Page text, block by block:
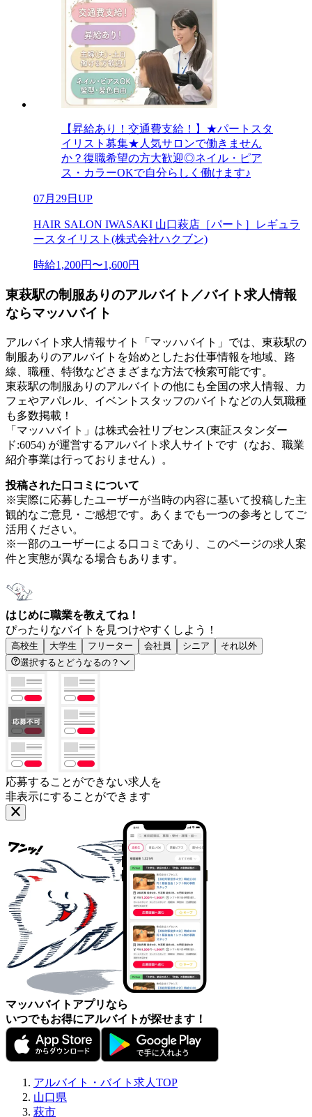
【昇給あり！交通費支給！】★パートスタ
イリスト募集★人気サロンで働きません
か？復職希望の方大歓迎◎ネイル・ピア
ス・カラーOKで自分らしく働けます♪
07月29日UP
HAIR SALON IWASAKI 山口萩店［パート］レギュラ
ースタイリスト(株式会社ハクブン)
時給1,200円〜1,600円
東萩駅の制服ありのアルバイト／バイト求人情報
ならマッハバイト
アルバイト求人情報サイト「マッハバイト」では、東萩駅の
制服ありのアルバイトを始めとしたお仕事情報を地域、路
線、職種、特徴などさまざまな方法で検索可能です。
東萩駅の制服ありのアルバイトの他にも全国の求人情報、カ
フェやアパレル、イベントスタッフのバイトなどの人気職種
も多数掲載！
「マッハバイト」は株式会社リブセンス(東証スタンダー
ド:6054) が運営するアルバイト求人サイトです（なお、職業
紹介事業は行っておりません）。
投稿された口コミについて
※実際に応募したユーザーが当時の内容に基いて投稿した主
観的なご意見・ご感想です。あくまでも一つの参考としてご
活用ください。
※一部のユーザーによる口コミであり、このページの求人案
件と実態が異なる場合もあります。
はじめに職業を教えてね！
ぴったりなバイトを見つけやすくしよう！
高校生 大学生 フリーター 会社員 シニア
それ以外
選択するとどうなるの？
応募することができない求人を
非表示にすることができます
マッハバイトアプリなら
いつでもお得にアルバイトが探せます！
アルバイト・バイト求人TOP
山口県
萩市